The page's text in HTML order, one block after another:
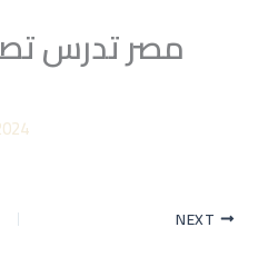
مصر تدرس
NEXT